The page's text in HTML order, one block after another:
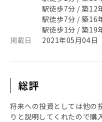
駅徒歩7分 / 築12
駅徒歩7分 / 築16
駅徒歩1分 / 築19
掲載日
2021年05月04日
総評
将来への投資としては他の
りと説明してくれたので購